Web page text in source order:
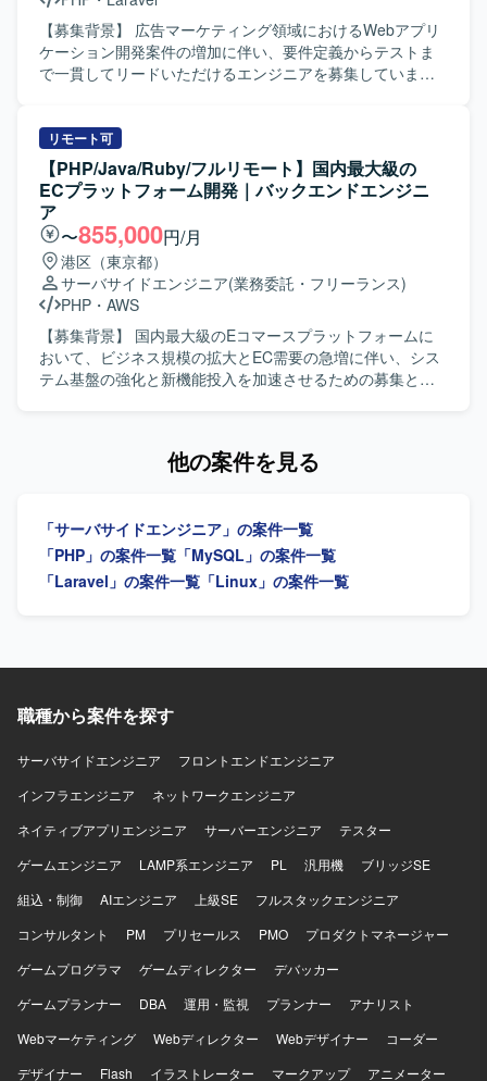
す。 【ポジションの魅力】 要件定義から運用保守まで幅広
い工程に関わることができ、PHP・Laravelを用いた業務シ
ステム開発のスキルを総合的に高めていただけます。 AIツ
ールなど新しい技術を活用した開発にもチャレンジできる
【募集背景】 広告マーケティング領域におけるWebアプリ
ケーション開発案件の増加に伴い、要件定義からテストま
で一貫してリードいただけるエンジニアを募集していま
およびJavaScriptを用いたWebアプリケーションの開発・テ
ストを行いながら、社内外の関係者と連携し、課題解決や
調整業務を進めていただきます。自社ローコード開発プラ
ットフォームの導入・カスタマイズ・運用支援を行い、プ
ロジェクト進行に伴うリソース管理や成果物レビュー、品
質チェックまでをご担当いただきます。 【求める人物像】
主体的にプロジェクトを推進し、顧客との対話を通じて課
題を解決できるリーダーシップのある方を求めています。
高い技術力や自社プラットフォームを主体的に習得・発揮
し、メンバー育成に貢献できる方、若手メンバーと切磋琢
磨しながら組織と共に成長していきたい方にマッチするポ
ジションです。 【ポジションの魅力】 要件定義からテスト
ォームの導入・カスタマイズにも関われるため、新しい技
ジニアとしての技術力を両立して伸ばしていただけます。
【開発環境】 PHP（Laravel）、JavaScript、自社ローコー
ド開発プラットフォームを用いたWebアプリケーション開
発を行います。
リモート可
【PHP/Java/Ruby/フルリモート】国内最大級の
ECプラットフォーム開発｜バックエンドエンジニ
ア
〜855,000円/月
港区（東京都）
サーバサイドエンジニア(業務委託・フリーランス)
PHP ・ AWS
【募集背景】 国内最大級のEコマースプラットフォームに
おいて、ビジネス規模の拡大とEC需要の急増に伴い、シス
テム基盤の強化と新機能投入を加速させるための募集とな
だきます。 ご経験や志向性に応じてフロントエンド領域も
ー監視やパフォーマンスチューニングを行っていただきま
す。 日常的なリファクタリングを実施していただきます。
クラウドサービス（AWS/GCP等）の活用やコンテナ化な
ど、技術ドリブンな開発環境の整備・改善に取り組んでい
どんな部署・立場でも自らプロダクトを良くしていくため
に動ける方を求めています。 すでにある問題を解決するだ
問題を積極的に見つけていき、自ら解決していける方を求
めています。 常に変わっていく状況を楽しみ、変化に柔軟
成長や成功を喜べる方を求めています。 【ポジションの魅
力】 国内最大級のEコマースプラットフォームにおいて、
将来的な10倍の負荷増を見越したスケーラビリティ設計に
携わることができます。 日常的なリファクタリングやコン
ている組織で働くことができます。 設計から実装、リリー
ス、本番稼働後のモニタリングまで一貫して担当するフル
を高めることができます。 自分のコードが、初めてECを開
設する方の夢や、成長したショップの決済を直接支えてい
ることを実感できる環境です。 【開発環境】 クラウドサー
ビス（AWS/GCP等）を活用し、コンテナ化など技術ドリブ
他の案件を見る
「サーバサイドエンジニア」の案件一覧
「PHP」の案件一覧 「MySQL」の案件一覧
「Laravel」の案件一覧 「Linux」の案件一覧
職種から案件を探す
サーバサイドエンジニア
フロントエンドエンジニア
インフラエンジニア
ネットワークエンジニア
ネイティブアプリエンジニア
サーバーエンジニア
テスター
ゲームエンジニア
LAMP系エンジニア PL 汎用機
ブリッジSE
組込・制御
AIエンジニア 上級SE
フルスタックエンジニア
コンサルタント
PM プリセールス PMO
プロダクトマネージャー
ゲームプログラマ
ゲームディレクター
デバッカー
ゲームプランナー
DBA 運用・監視 プランナー
アナリスト
Webマーケティング
Webディレクター Webデザイナー
コーダー
デザイナー
Flash イラストレーター マークアップ
アニメーター